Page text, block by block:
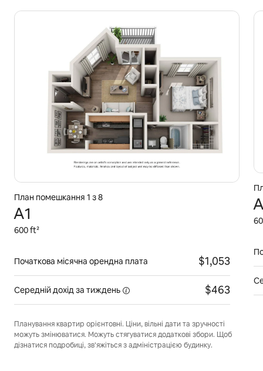
План помешкання 1 з 8
A1
600 ft²
Початкова місячна орендна плата $1,053
Середній дохідза тиждень $463
Планування квартир орієнтовні. Ціни, вільні дати та зручності
можуть змінюватися. Можуть стягуватися додаткові збори. Щоб
дізнатися подробиці, зв’яжіться з адміністрацією будинку.